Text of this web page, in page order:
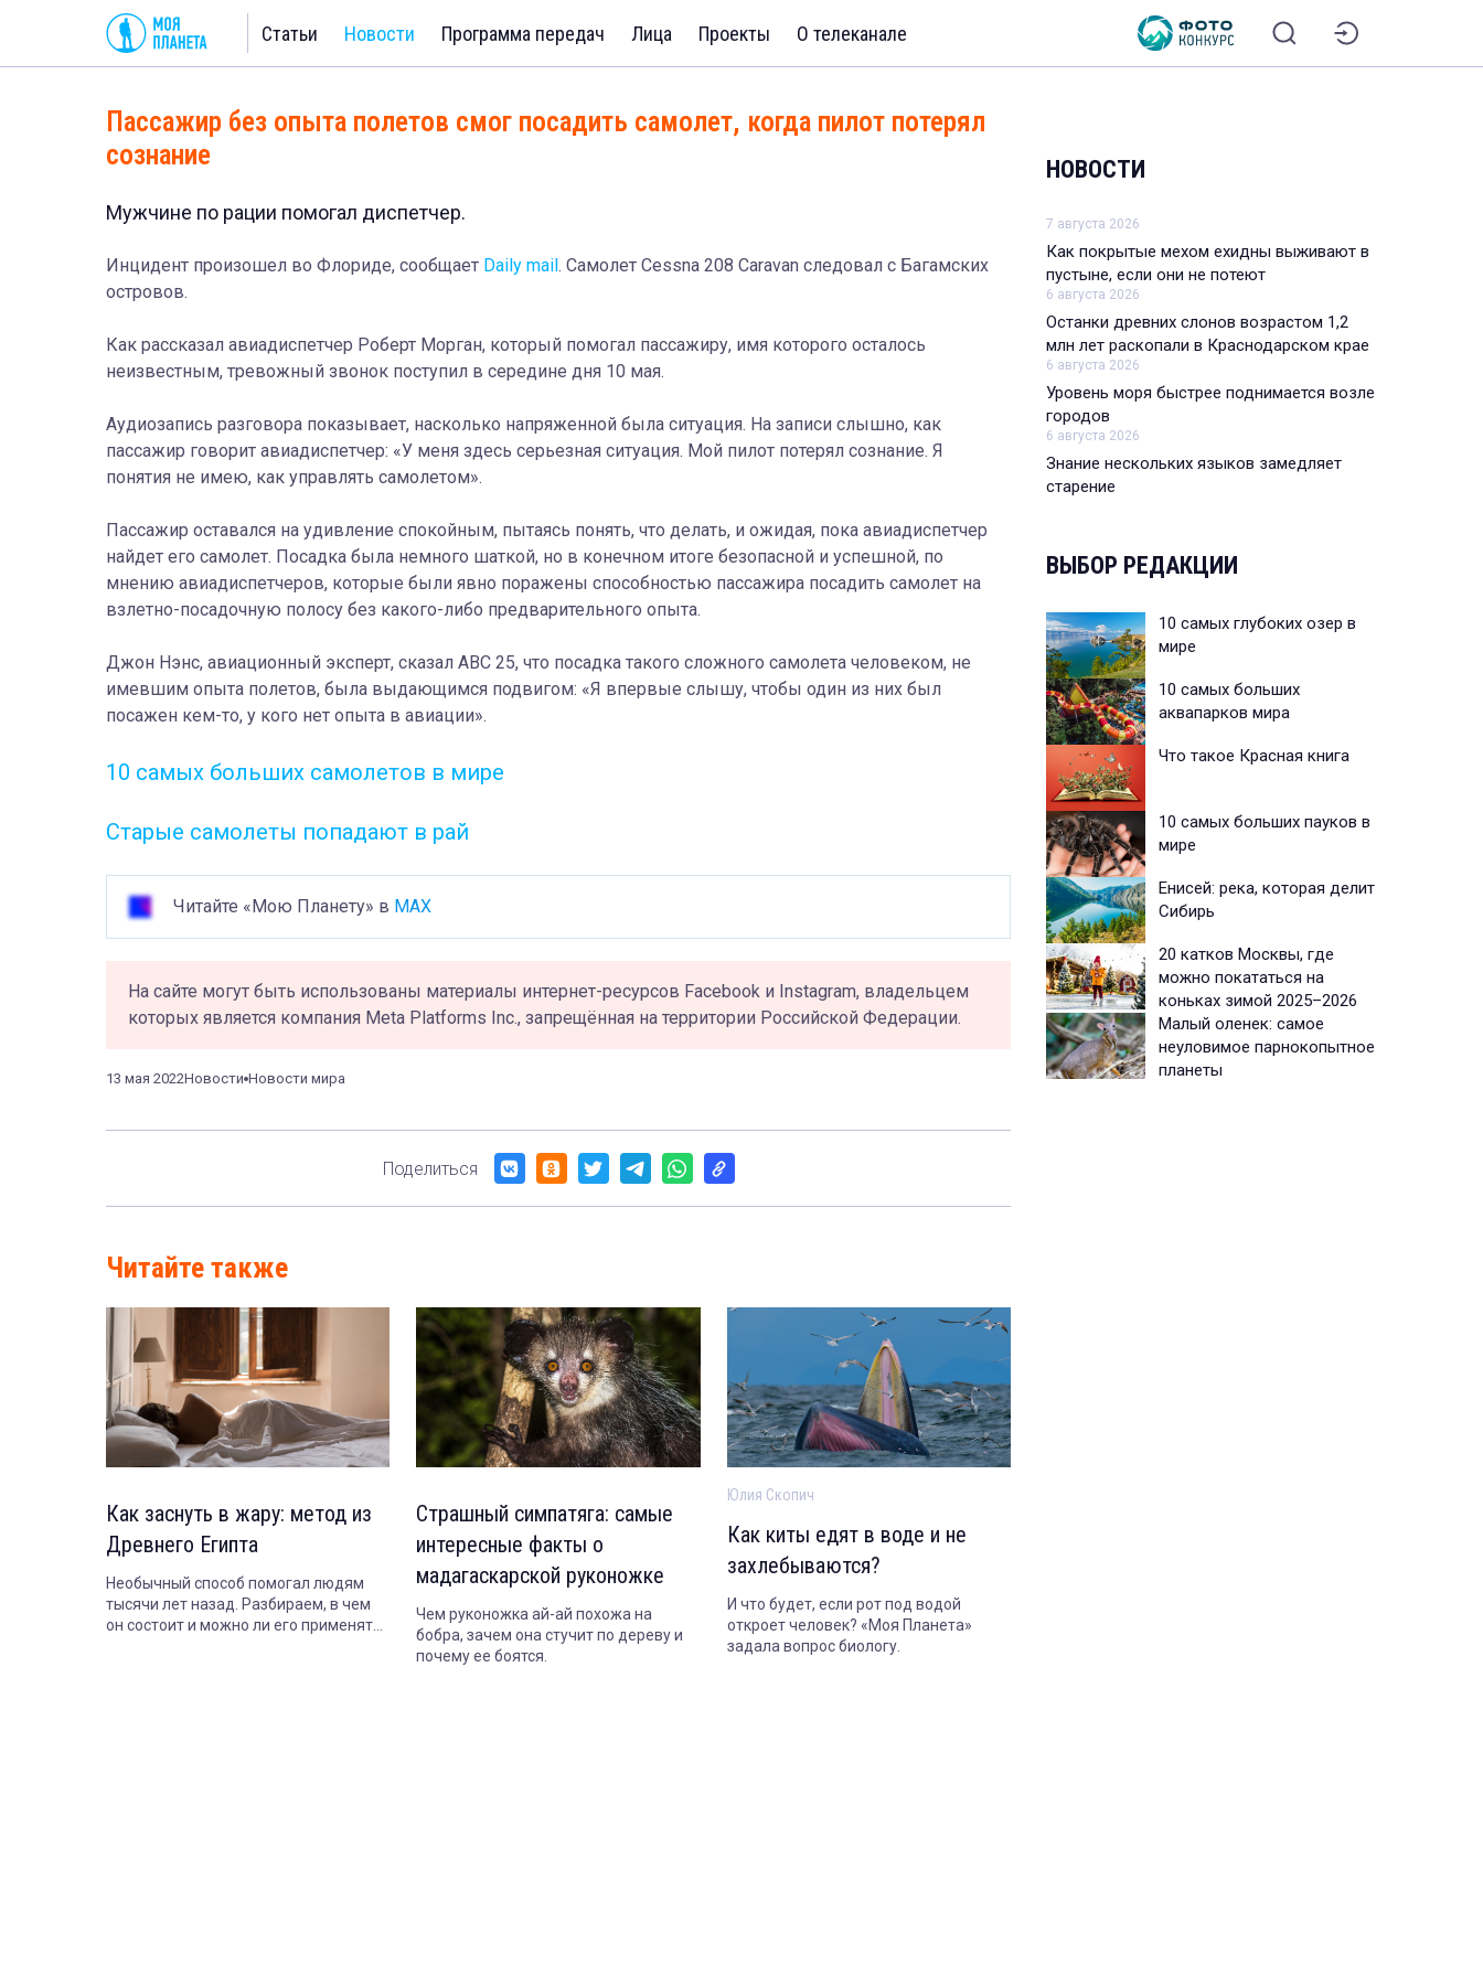
Статьи Новости Программа передач Лица Проекты О телеканале
Пассажир без опыта полетов смог посадить самолет, когда пилот потерял
сознание
Мужчине по рации помогал диспетчер.
Инцидент произошел во Флориде, сообщает Daily mail. Самолет Cessna 208 Caravan следовал с Багамских
островов.
Как рассказал авиадиспетчер Роберт Морган, который помогал пассажиру, имя которого осталось
неизвестным, тревожный звонок поступил в середине дня 10 мая.
Аудиозапись разговора показывает, насколько напряженной была ситуация. На записи слышно, как
пассажир говорит авиадиспетчер: «У меня здесь серьезная ситуация. Мой пилот потерял сознание. Я
понятия не имею, как управлять самолетом».
Пассажир оставался на удивление спокойным, пытаясь понять, что делать, и ожидая, пока авиадиспетчер
найдет его самолет. Посадка была немного шаткой, но в конечном итоге безопасной и успешной, по
мнению авиадиспетчеров, которые были явно поражены способностью пассажира посадить самолет на
взлетно-посадочную полосу без какого-либо предварительного опыта.
Джон Нэнс, авиационный эксперт, сказал ABC 25, что посадка такого сложного самолета человеком, не
имевшим опыта полетов, была выдающимся подвигом: «Я впервые слышу, чтобы один из них был
посажен кем-то, у кого нет опыта в авиации».
10 самых больших самолетов в мире
Старые самолеты попадают в рай
Читайте «Мою Планету» в MAX
На сайте могут быть использованы материалы интернет-ресурсов Facebook и Instagram, владельцем
которых является компания Meta Platforms Inc., запрещённая на территории Российской Федерации.
13 мая 2022Новости Новости мира
Поделиться
Читайте также
Как заснуть в жару: метод из
Древнего Египта
Необычный способ помогал людям
тысячи лет назад. Разбираем, в чем
он состоит и можно ли его применять
Страшный симпатяга: самые
интересные факты о
мадагаскарской руконожке
Чем руконожка ай-ай похожа на
бобра, зачем она стучит по дереву и
почему ее боятся.
Юлия Скопич
Как киты едят в воде и не
захлебываются?
И что будет, если рот под водой
откроет человек? «Моя Планета»
задала вопрос биологу.
НОВОСТИ
7 августа 2026
Как покрытые мехом ехидны выживают в
пустыне, если они не потеют
6 августа 2026
Останки древних слонов возрастом 1,2
млн лет раскопали в Краснодарском крае
6 августа 2026
Уровень моря быстрее поднимается возле
городов
6 августа 2026
Знание нескольких языков замедляет
старение
ВЫБОР РЕДАКЦИИ
10 самых глубоких озер в
мире
10 самых больших
аквапарков мира
Что такое Красная книга
10 самых больших пауков в
мире
Енисей: река, которая делит
Сибирь
20 катков Москвы, где
можно покататься на
коньках зимой 2025–2026
Малый оленек: самое
неуловимое парнокопытное
планеты